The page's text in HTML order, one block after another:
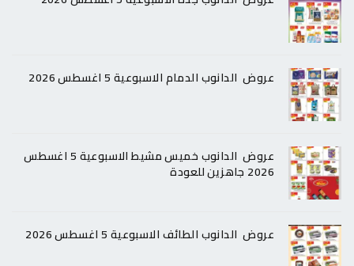
عروض الدانوب الدمام الاسبوعية 5 اغسطس 2026
عروض الدانوب خميس مشيط الاسبوعية 5 اغسطس
2026 جاهزين للعودة
عروض الدانوب الطائف الاسبوعية 5 اغسطس 2026